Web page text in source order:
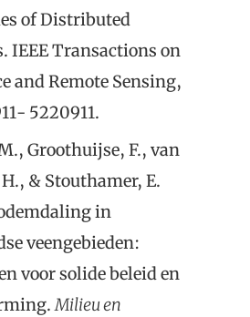
of Distributed
IEEE Transactions on
and Remote Sensing,
5220911.
Groothuijse, F., van
& Stouthamer, E.
in
veengebieden:
voor solide beleid en
Milieu en